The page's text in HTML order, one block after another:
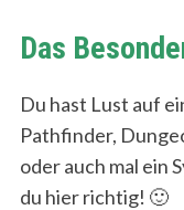
Das
Du hast Lust auf
Pathfinder,
oder auch mal ein
du hier richtig! 🙂